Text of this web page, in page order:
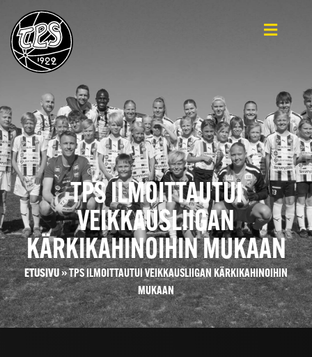
TPS ILMOITTAUTUI
VEIKKAUSLIIGAN
KÄRKIKAHINOIHIN MUKAAN
ETUSIVU»TPS ILMOITTAUTUI VEIKKAUSLIIGAN KÄRKIKAHINOIHIN
MUKAAN